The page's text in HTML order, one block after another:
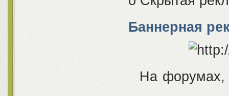
Баннерная
На форумах,